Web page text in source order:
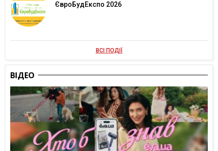
ЄвроБудЕкспо 2026
ВСІ ПОДІЇ
ВІДЕО